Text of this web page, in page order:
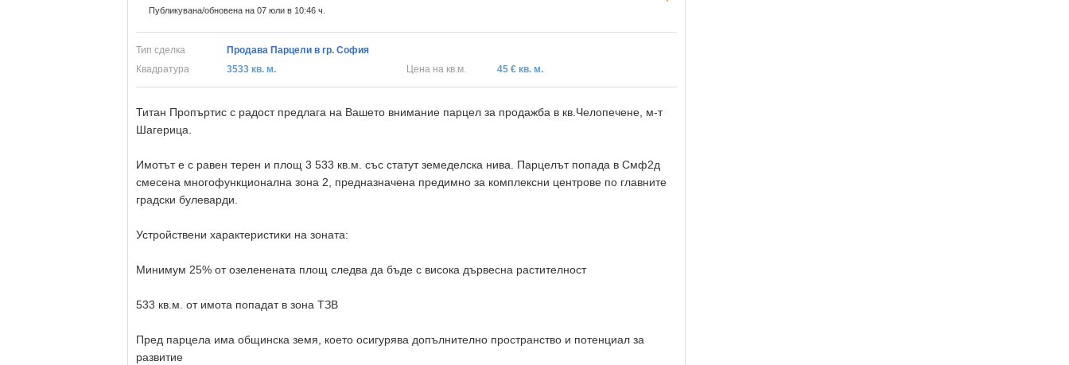
Публикувана/обновена на 07 юли в 10:46 ч.
Тип сделка
Продава Парцели в гр. София
Квадратура
3533 кв. м. Цена на кв.м. 45 € кв. м.
Титан Пропъртис с радост предлага на Вашето внимание парцел за продажба в кв.Челопечене, м-т
Шагерица.
Имотът е с равен терен и площ 3 533 кв.м. със статут земеделска нива. Парцелът попада в Смф2д
смесена многофункционална зона 2, предназначена предимно за комплексни центрове по главните
градски булеварди.
Устройствени характеристики на зоната:
Минимум 25% от озеленената площ следва да бъде с висока дървесна растителност
533 кв.м. от имота попадат в зона ТЗВ
Пред парцела има общинска земя, което осигурява допълнително пространство и потенциал за
развитие